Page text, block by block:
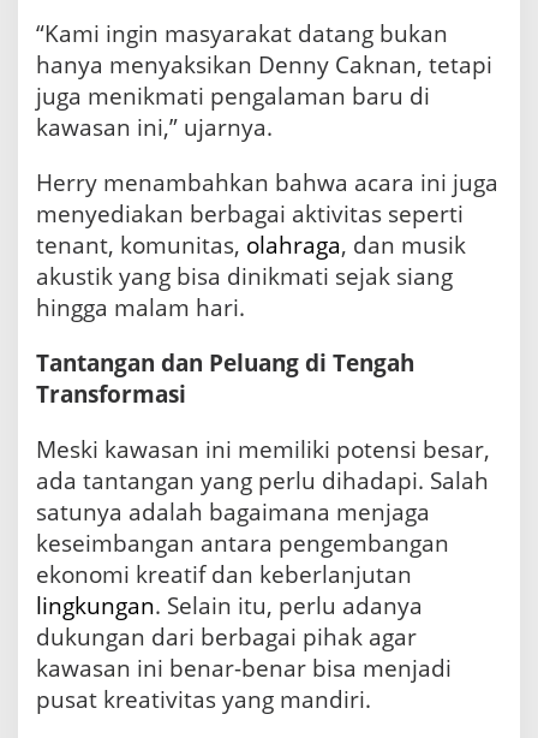
“Kami ingin masyarakat datang bukan
hanya menyaksikan Denny Caknan, tetapi
juga menikmati pengalaman baru di
kawasan ini,” ujarnya.
Herry menambahkan bahwa acara ini juga
menyediakan berbagai aktivitas seperti
tenant, komunitas, olahraga, dan musik
akustik yang bisa dinikmati sejak siang
hingga malam hari.
Tantangan dan Peluang di Tengah
Transformasi
Meski kawasan ini memiliki potensi besar,
ada tantangan yang perlu dihadapi. Salah
satunya adalah bagaimana menjaga
keseimbangan antara pengembangan
ekonomi kreatif dan keberlanjutan
lingkungan. Selain itu, perlu adanya
dukungan dari berbagai pihak agar
kawasan ini benar-benar bisa menjadi
pusat kreativitas yang mandiri.